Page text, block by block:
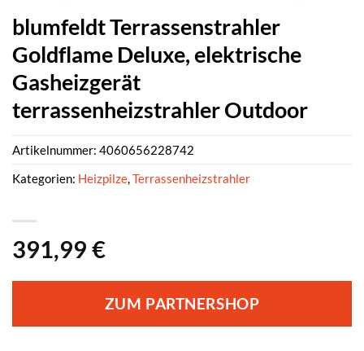
blumfeldt Terrassenstrahler
Goldflame Deluxe, elektrische
Gasheizgerät
terrassenheizstrahler Outdoor
391,99 €
ZUM PARTNERSHOP
Artikelnummer: 4060656228742
Kategorien: Heizpilze,Terrassenheizstrahler